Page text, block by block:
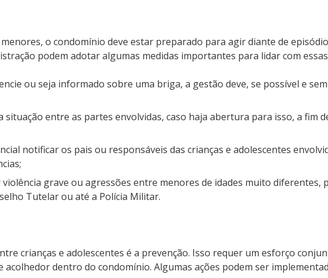
o condomínio deve estar preparado para agir diante de
podem adotar algumas medidas importantes para lidar com
ou seja informado sobre uma briga, a gestão deve, se possível e
situação entre as partes envolvidas, caso haja abertura para isso, a fim
notificar os pais ou responsáveis das crianças e adolescentes
grave ou agressões entre menores de idades muito diferentes,
Tutelar ou até a Polícia Militar.
crianças e adolescentes é a prevenção. Isso requer um esforço
dentro do condomínio. Algumas ações podem ser